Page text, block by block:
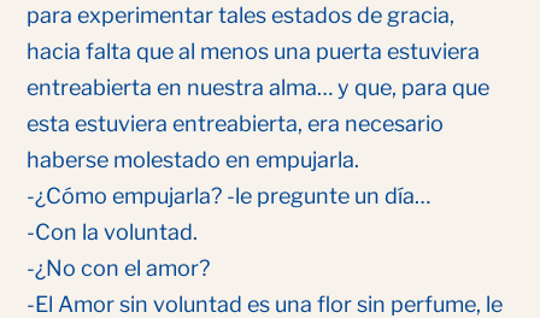
para experimentar tales estados de gracia,
hacia falta que al menos una puerta estuviera
entreabierta en nuestra alma… y que, para que
esta estuviera entreabierta, era necesario
haberse molestado en empujarla.
-¿Cómo empujarla? -le pregunte un día…
-Con la voluntad.
-¿No con el amor?
-El Amor sin voluntad es una flor sin perfume, le